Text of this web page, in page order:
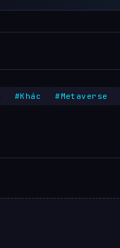
#Khác
#Metaverse